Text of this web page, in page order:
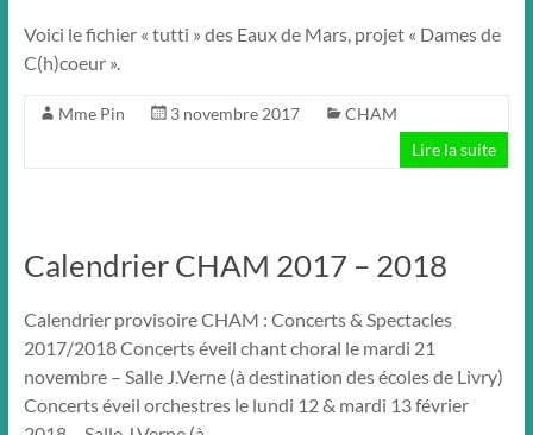
Voici le fichier « tutti » des Eaux de Mars, projet « Dames de
C(h)coeur ».
Mme Pin 3 novembre 2017
CHAM
Lire la suite
Calendrier CHAM 2017 – 2018
Calendrier provisoire CHAM : Concerts & Spectacles
2017/2018 Concerts éveil chant choral le mardi 21
novembre – Salle J.Verne (à destination des écoles de Livry)
Concerts éveil orchestres le lundi 12 & mardi 13 février